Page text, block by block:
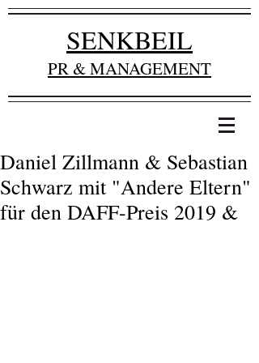
SENKBEIL
PR & MANAGEMENT
Daniel Zillmann & Sebastian
Schwarz mit "Andere Eltern"
für den DAFF-Preis 2019 &